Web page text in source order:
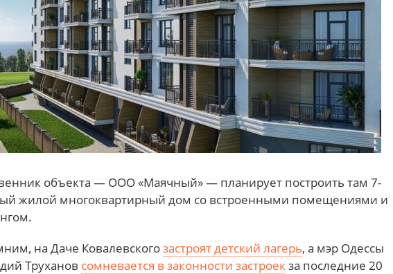
объекта — ООО «Маячный» — планирует построить там 7-
жилой многоквартирный дом со встроенными помещениями и
на Даче Ковалевскогозастроят детский лагерь, а мэр Одессы
Труханов сомневается в законности застроекза последние 20